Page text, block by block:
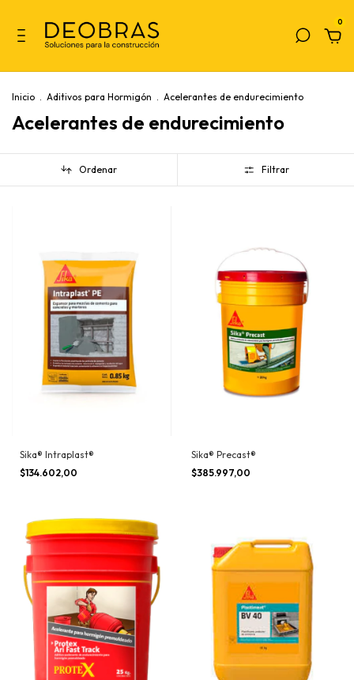
0
Inicio . Aditivos para Hormigón . Acelerantes de endurecimiento
Acelerantes de endurecimiento
Ordenar Filtrar
Sika® Intraplast®
$134.602,00
Sika® Precast®
$385.997,00